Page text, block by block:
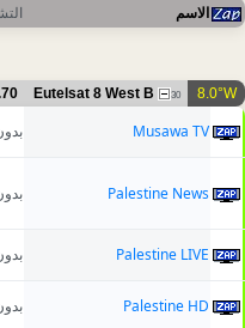
الاسم
8.0°W
Eutelsat 8 West B 30
Musawa TV
Palestine News
Palestine LIVE
Palestine HD